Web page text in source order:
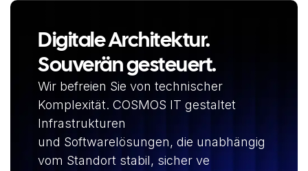
Digitale Architektur.
Souverän gesteuert.
Wir befreien Sie von technischer
Komplexität. COSMOS IT gestaltet
Infrastrukturen
und Softwarelösungen, die unabhängig
vom Standort stabil, sicher ve